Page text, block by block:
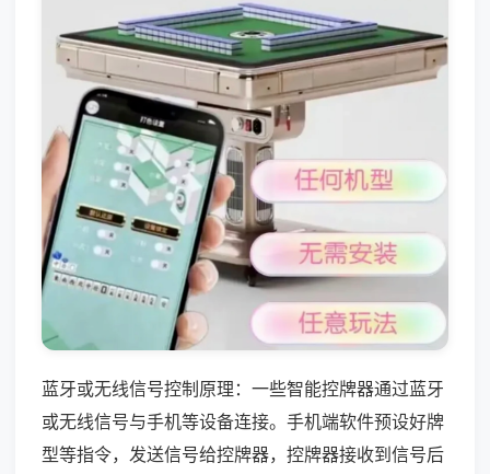
蓝牙或无线信号控制原理：一些智能控牌器通过蓝牙
或无线信号与手机等设备连接。手机端软件预设好牌
型等指令，发送信号给控牌器，控牌器接收到信号后